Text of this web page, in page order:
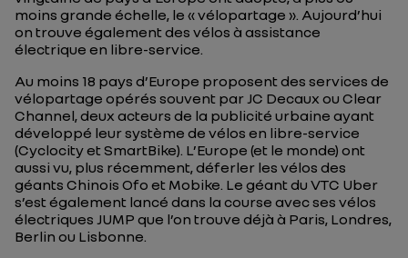
moins grande échelle, le « vélopartage ». Aujourd’hui
on trouve également des vélos à assistance
électrique en libre-service.
Au moins 18 pays d’Europe proposent des services de
vélopartage opérés souvent par JC Decaux ou Clear
Channel, deux acteurs de la publicité urbaine ayant
développé leur système de vélos en libre-service
(Cyclocity et SmartBike). L’Europe (et le monde) ont
aussi vu, plus récemment, déferler les vélos des
géants Chinois Ofo et Mobike. Le géant du VTC Uber
s’est également lancé dans la course avec ses vélos
électriques JUMP que l’on trouve déjà à Paris, Londres,
Berlin ou Lisbonne.